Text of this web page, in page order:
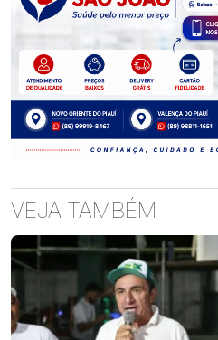
VEJA TAMBÉM